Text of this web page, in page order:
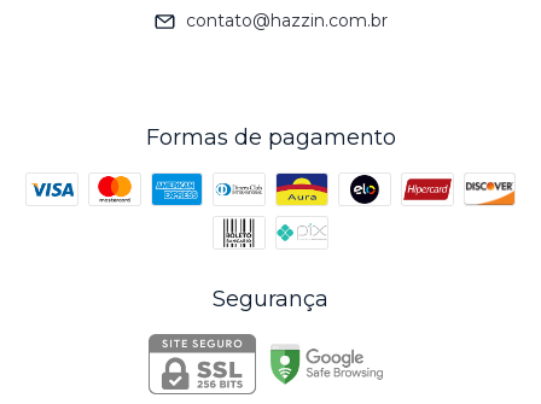
contato@hazzin.com.br
Formas de pagamento
Segurança